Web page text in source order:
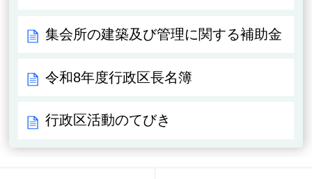
集会所の建築及び管理に関する補助金
令和8年度行政区長名簿
行政区活動のてびき